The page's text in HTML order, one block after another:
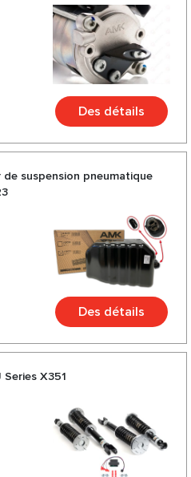
Des détails
suspension pneumatique
Des détails
X351